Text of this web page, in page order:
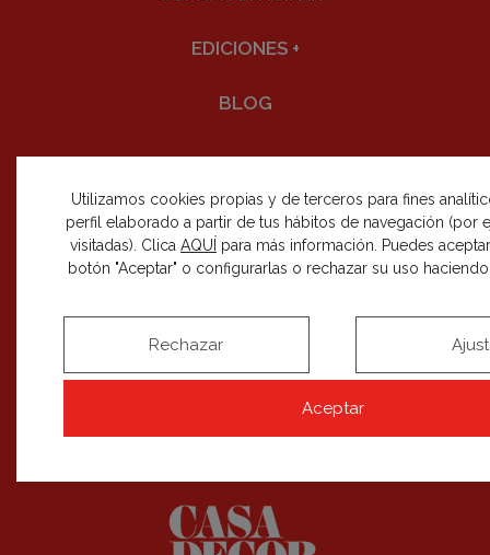
Utilizamos cookies propias y de terceros para fines
perfil elaborado a partir de tus hábitos de navegación (por
visitadas). Clica AQUÍ para más información. Puedes
botón "Aceptar" o configurarlas o rechazar su uso
Aceptar
Rechazar
EDICIONES +
BLOG
SÍGUENOS EN REDES SOCIALES
RECIBE NUESTRAS NOVEDADES
SUSCRIBIRME